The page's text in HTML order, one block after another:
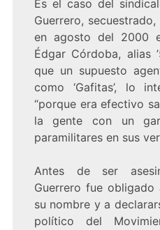
Es el caso del
Guerrero,
en agosto del 2000
Édgar Córdoba, alias
que un supuesto
como ‘Gafitas’, lo
“porque era efectivo
la gente con un
paramilitares en sus
Antes de ser
Guerrero fue
su nombre y a
político del